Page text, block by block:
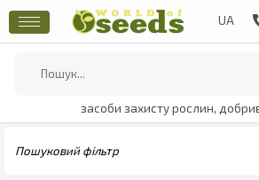
засоби захисту рослин,
Пошуковий фільтр